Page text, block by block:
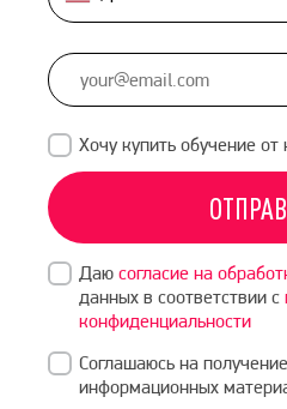
States
+1
Хочу купить обучение
Даю согласие на
данных в соответствии с
конфиденциальности
Соглашаюсь на
информационных